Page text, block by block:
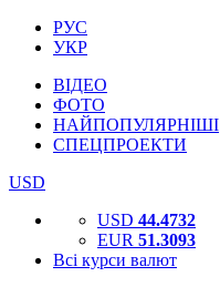
РУС
УКР
ВІДЕО
ФОТО
НАЙПОПУЛЯРНІШІ
СПЕЦПРОЕКТИ
USD
USD 44.4732
EUR 51.3093
Всі курси валют